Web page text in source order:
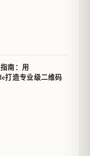
南：用
打造专业级二维码